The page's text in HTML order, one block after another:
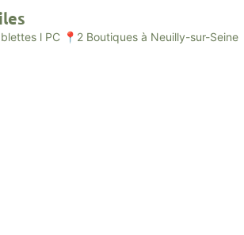
l PC 📍2 Boutiques à Neuilly-sur-Seine